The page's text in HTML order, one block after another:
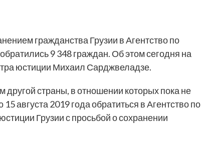
гражданства Грузии в Агентство по
9 348 граждан. Об этом сегодня на
юстиции Михаил Сарджвеладзе.
страны, в отношении которых пока не
августа 2019 года обратиться в Агентство по
Грузии с просьбой о сохранении